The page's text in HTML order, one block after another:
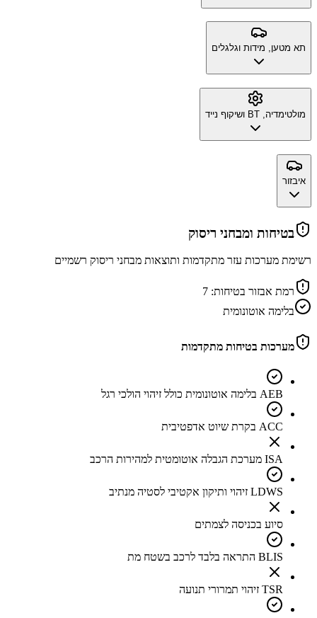
תא מטען, מידות וגלגלים
מולטימדיה, BT ושיקוף נייד
איבזור
בטיחות ומבחני ריסוק
רשימת מערכות עזר מתקדמות ותוצאות מבחני ריסוק רשמיים
רמת אבזור בטיחות: 7
בלימה אוטונומית
מערכות בטיחות מתקדמות
AEB בלימה אוטונומית כולל זיהוי הולכי רגל
ACC בקרת שיוט אדפטיבית
ISA מערכת הגבלה אוטומטית למהירות הרכב
LDWS זיהוי ותיקון אקטיבי לסטיה מנתיב
סיוע בכניסה לצמתים
BLIS התראה בלבד לרכב בשטח מת
TSR זיהוי תמרורי תנועה